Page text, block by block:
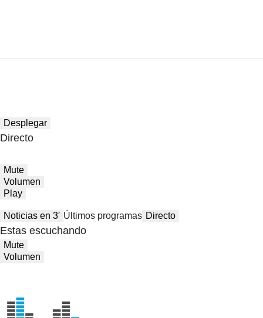
Desplegar
Directo
Mute
Volumen
Play
Noticias en 3′ Últimos programas Directo
Estas escuchando
Mute
Volumen